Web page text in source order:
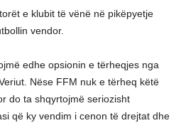
e klubit të vënë në pikëpyetje
vendor.
edhe opsionin e tërheqjes nga
Nëse FFM nuk e tërheq këtë
do ta shqyrtojmë seriozisht
që ky vendim i cenon të drejtat dhe